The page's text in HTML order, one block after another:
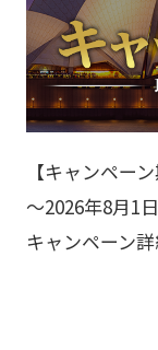
【キャンペー
～2026年8月1
キャンペーン